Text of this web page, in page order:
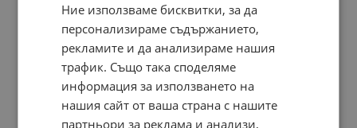
Ние използваме бисквитки, за да
персонализираме съдържанието,
рекламите и да анализираме нашия
трафик. Също така споделяме
информация за използването на
нашия сайт от ваша страна с нашите
партньори за реклама и анализи,